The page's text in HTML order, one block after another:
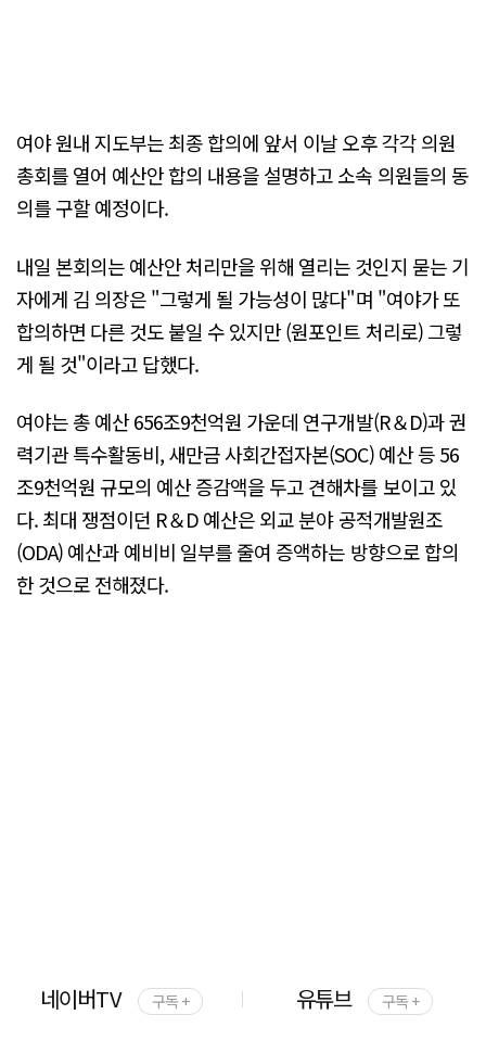
여야 원내 지도부는 최종 합의에 앞서 이날 오후 각각 의원
총회를 열어 예산안 합의 내용을 설명하고 소속 의원들의 동
의를 구할 예정이다.
내일 본회의는 예산안 처리만을 위해 열리는 것인지 묻는 기
자에게 김 의장은 "그렇게 될 가능성이 많다"며 "여야가 또
합의하면 다른 것도 붙일 수 있지만 (원포인트 처리로) 그렇
게 될 것"이라고 답했다.
여야는 총 예산 656조9천억원 가운데 연구개발(R＆D)과 권
력기관 특수활동비, 새만금 사회간접자본(SOC) 예산 등 56
조9천억원 규모의 예산 증감액을 두고 견해차를 보이고 있
다. 최대 쟁점이던 R＆D 예산은 외교 분야 공적개발원조
(ODA) 예산과 예비비 일부를 줄여 증액하는 방향으로 합의
한 것으로 전해졌다.
네이버TV 구독 + 유튜브 구독 +